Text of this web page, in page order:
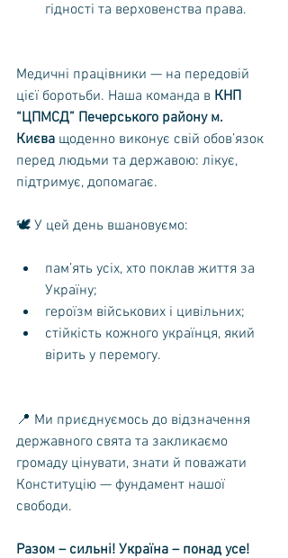
гідності та верховенства права.
Медичні працівники — на передовій
цієї боротьби. Наша команда в КНП
“ЦПМСД” Печерського району м.
Києва щоденно виконує свій обов’язок
перед людьми та державою: лікує,
підтримує, допомагає.
🕊️ У цей день вшановуємо:
пам’ять усіх, хто поклав життя за
Україну;
героїзм військових і цивільних;
стійкість кожного українця, який
вірить у перемогу.
📍 Ми приєднуємось до відзначення
державного свята та закликаємо
громаду цінувати, знати й поважати
Конституцію — фундамент нашої
свободи.
Разом – сильні! Україна – понад усе!